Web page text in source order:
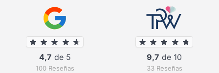
4,7 de 5
100 Reseñas
9,7 de 10
33 Reseñas